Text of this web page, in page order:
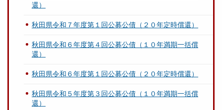
還）
秋田県令和７年度第１回公募公債（２０年定時償還）
秋田県令和６年度第４回公募公債（１０年満期一括償
還）
秋田県令和６年度第１回公募公債（２０年定時償還）
秋田県令和５年度第３回公募公債（１０年満期一括償
還）